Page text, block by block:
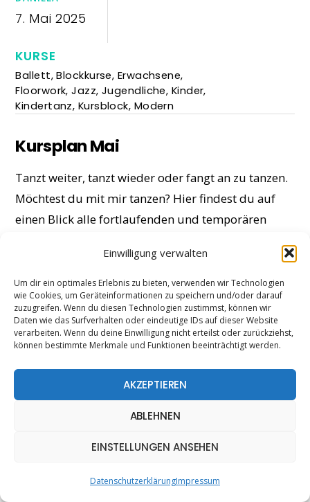
Einwilligung verwalten
Um dir ein optimales Erlebnis zu bieten, verwenden wir Technologien
wie Cookies, um Geräteinformationen zu speichern und/oder darauf
zuzugreifen. Wenn du diesen Technologien zustimmst, können wir
Daten wie das Surfverhalten oder eindeutige IDs auf dieser Website
verarbeiten. Wenn du deine Einwilligung nicht erteilst oder zurückziehst,
können bestimmte Merkmale und Funktionen beeinträchtigt werden.
AKZEPTIEREN
ABLEHNEN
EINSTELLUNGEN ANSEHEN
DatenschutzerklärungImpressum
7. Mai 2025
KURSE
Ballett,Blockkurse, Erwachsene,
Floorwork,Jazz, Jugendliche, Kinder,
Kindertanz, Kursblock, Modern
Kursplan Mai
Tanzt weiter, tanzt wieder oder fangt an zu tanzen.
Möchtest du mit mir tanzen? Hier findest du auf
einen Blick alle fortlaufenden und temporären
stattfinden. Bei der Suche nach dem passenden
Kurs helfe ich dir gerne weiter. Melde dich gerne
bei mir, um Informationen zu den Tanzstunden
und Studios zu erhalten. Ich freue mich auf dich
und du bist herzlich willkommen!
Montag, den 05.05.
18:00 – 19:30 Uhr (90 Minuten):
Dienstag, den 06.05.